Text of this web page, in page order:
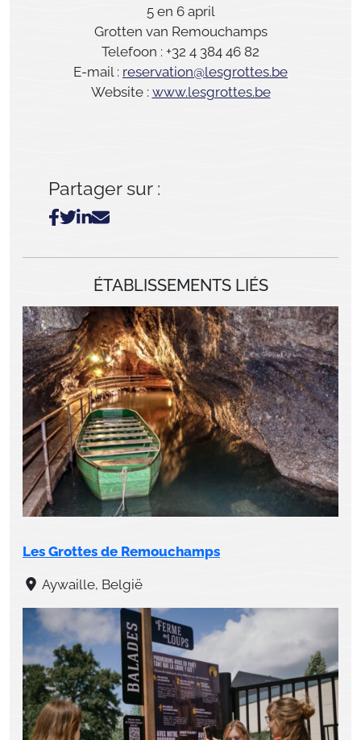
5 en 6 april
Grotten van Remouchamps
Telefoon : +32 4 384 46 82
E-mail : reservation@lesgrottes.be
Website : www.lesgrottes.be
Partager sur :
ÉTABLISSEMENTS LIÉS
Les Grottes de Remouchamps
Aywaille, België